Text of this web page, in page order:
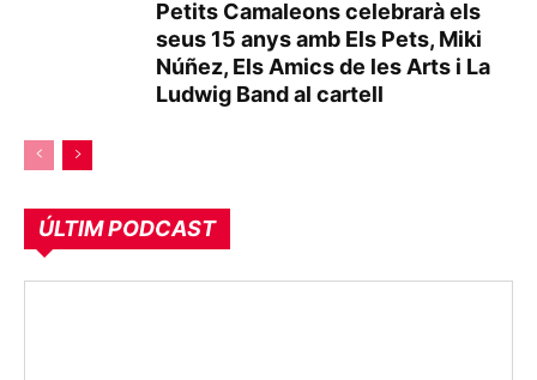
Petits Camaleons celebrarà els
seus 15 anys amb Els Pets, Miki
Núñez, Els Amics de les Arts i La
Ludwig Band al cartell
ÚLTIM PODCAST